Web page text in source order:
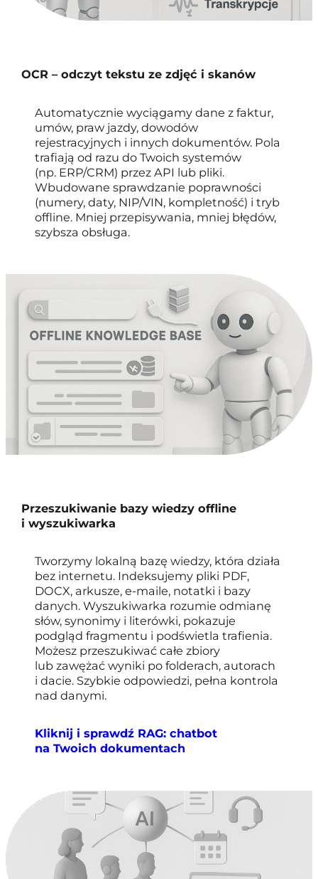
OCR – odczyt tekstu ze zdjęć i skanów
Automatycznie wyciągamy dane z faktur,
umów, praw jazdy, dowodów
rejestracyjnych i innych dokumentów. Pola
trafiają od razu do Twoich systemów
(np. ERP/CRM) przez API lub pliki.
Wbudowane sprawdzanie poprawności
(numery, daty, NIP/VIN, kompletność) i tryb
offline. Mniej przepisywania, mniej błędów,
szybsza obsługa.
Przeszukiwanie bazy wiedzy offline
i wyszukiwarka
Tworzymy lokalną bazę wiedzy, która działa
bez internetu. Indeksujemy pliki PDF,
DOCX, arkusze, e-maile, notatki i bazy
danych. Wyszukiwarka rozumie odmianę
słów, synonimy i literówki, pokazuje
podgląd fragmentu i podświetla trafienia.
Możesz przeszukiwać całe zbiory
lub zawężać wyniki po folderach, autorach
i dacie. Szybkie odpowiedzi, pełna kontrola
nad danymi.
Kliknij i sprawdź RAG: chatbot
na Twoich dokumentach